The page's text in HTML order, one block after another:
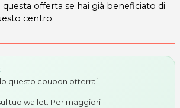
offerta se hai già beneficiato di
centro.
questo coupon otterrai
tuo wallet. Per maggiori